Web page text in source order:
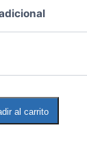
al carrito